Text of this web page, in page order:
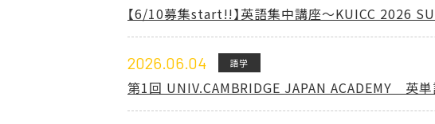
【6/10募集start!!】英語集中講座～KUICC 2026
2026.06.04 語学
第1回 UNIV.CAMBRIDGE JAPAN ACADEMY 英